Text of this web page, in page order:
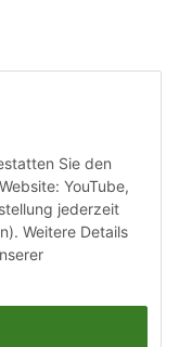
Sie den
YouTube,
jederzeit
Weitere Details